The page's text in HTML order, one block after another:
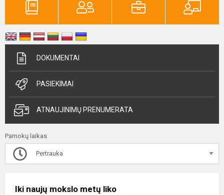
DOKUMENTAI
PASIEKIMAI
ATNAUJINIMŲ PRENUMERATA
Pamokų laikas
Pertrauka
Iki naujų mokslo metų liko